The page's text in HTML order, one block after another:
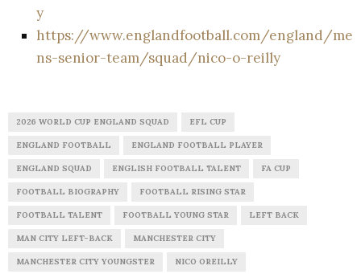
y
https://www.englandfootball.com/england/me
ns-senior-team/squad/nico-o-reilly
2026 WORLD CUP ENGLAND SQUAD EFL CUP
ENGLAND FOOTBALL ENGLAND FOOTBALL PLAYER
ENGLAND SQUAD ENGLISH FOOTBALL TALENT FA CUP
FOOTBALL BIOGRAPHY FOOTBALL RISING STAR
FOOTBALL TALENT FOOTBALL YOUNG STAR LEFT BACK
MAN CITY LEFT-BACK MANCHESTER CITY
MANCHESTER CITY YOUNGSTER NICO OREILLY